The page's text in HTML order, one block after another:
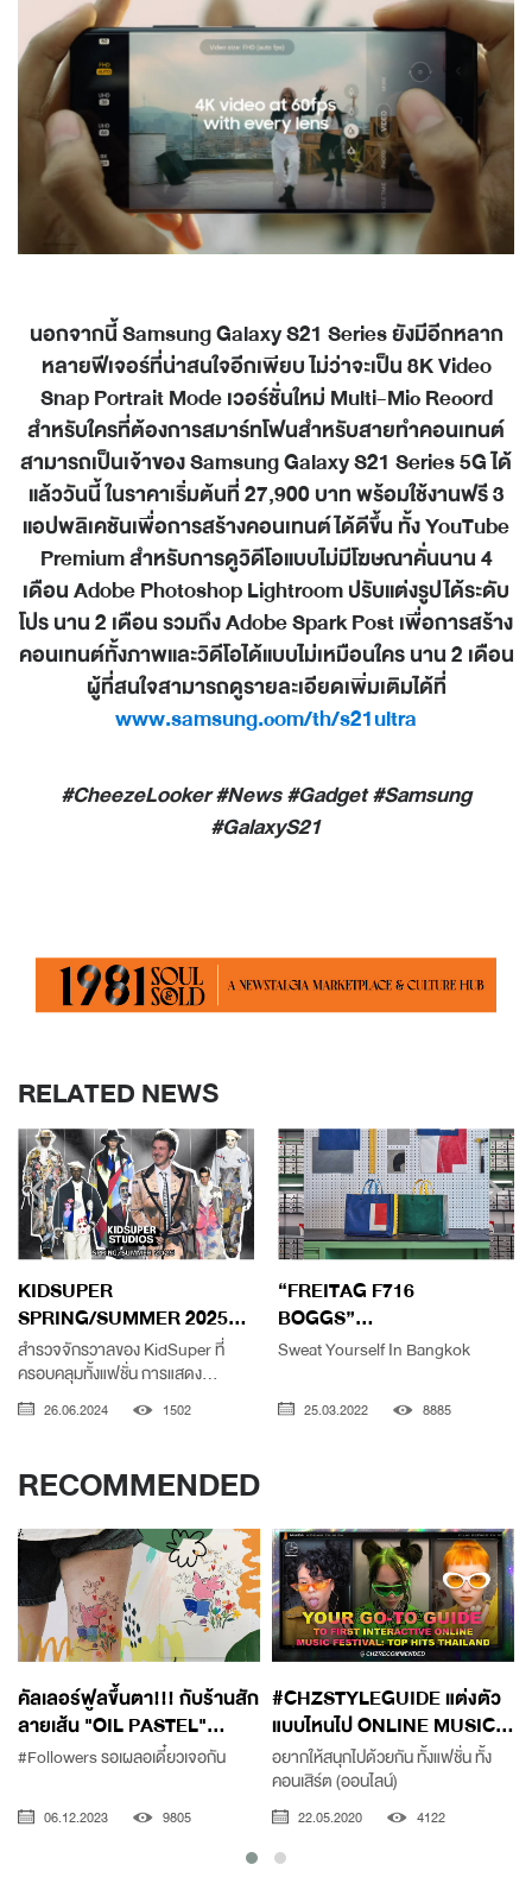
นอกจากนี้ Samsung Galaxy S21 Series ยังมีอีกหลาก
หลายฟีเจอร์ที่น่าสนใจอีกเพียบ ไม่ว่าจะเป็น 8K Video
Snap Portrait Mode เวอร์ชั่นใหม่ Multi-Mic Record
สำหรับใครที่ต้องการสมาร์ทโฟนสำหรับสายทำคอนเทนต์
สามารถเป็นเจ้าของ Samsung Galaxy S21 Series 5G ได้
แล้ววันนี้ ในราคาเริ่มต้นที่ 27,900 บาท พร้อมใช้งานฟรี 3
แอปพลิเคชันเพื่อการสร้างคอนเทนต์ได้ดีขึ้น ทั้ง YouTube
Premium สำหรับการดูวิดีโอแบบไม่มีโฆษณาคั่นนาน 4
เดือน Adobe Photoshop Lightroom ปรับแต่งรูปได้ระดับ
โปร นาน 2 เดือน รวมถึง Adobe Spark Post เพื่อการสร้าง
คอนเทนต์ทั้งภาพและวิดีโอได้แบบไม่เหมือนใคร นาน 2 เดือน
ผู้ที่สนใจสามารถดูรายละเอียดเพิ่มเติมได้ที่
www.samsung.com/th/s21ultra
#CheezeLooker #News #Gadget #Samsung
#GalaxyS21
RELATED NEWS
KIDSUPER
SPRING/SUMMER 2025...
สำรวจจักรวาลของ KidSuper ที่
ครอบคลุมทั้งแฟชั่น การแสดง...
26.06.2024 1502
“FREITAG F716
BOGGS”...
Sweat Yourself In Bangkok
25.03.2022 8885
RECOMMENDED
คัลเลอร์ฟูลขึ้นตา!!! กับร้านสัก
ลายเส้น "OIL PASTEL"...
#Followers รอเผลอเดี๋ยวเจอกัน
06.12.2023 9805
#CHZSTYLEGUIDE แต่งตัว
แบบไหนไป ONLINE MUSIC...
อยากให้สนุกไปด้วยกัน ทั้งแฟชั่น ทั้ง
คอนเสิร์ต (ออนไลน์)
22.05.2020 4122